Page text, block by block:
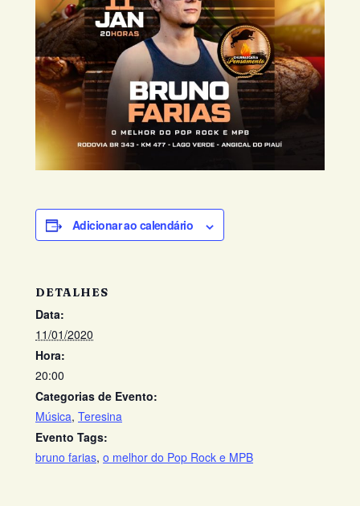
Adicionar ao calendário
DETALHES
Data:
11/01/2020
Hora:
20:00
Categorias de Evento:
Música, Teresina
Evento Tags:
bruno farias, o melhor do Pop Rock e MPB